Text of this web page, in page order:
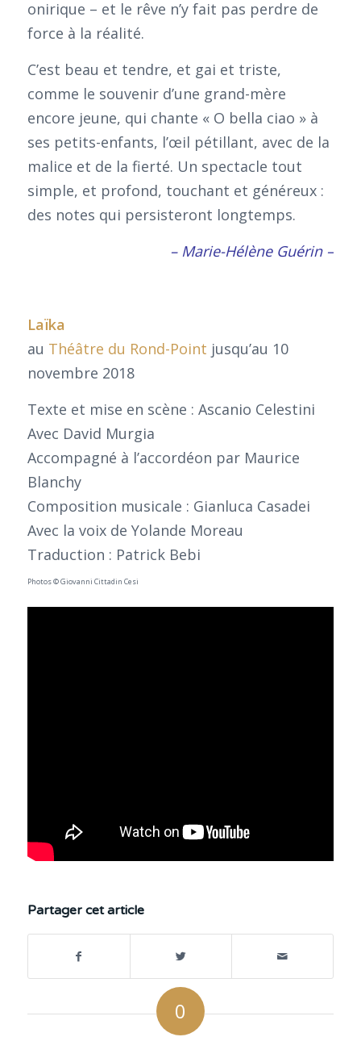
onirique – et le rêve n’y fait pas perdre de
force à la réalité.
C’est beau et tendre, et gai et triste,
comme le souvenir d’une grand-mère
encore jeune, qui chante « O bella ciao » à
ses petits-enfants, l’œil pétillant, avec de la
malice et de la fierté. Un spectacle tout
simple, et profond, touchant et généreux :
des notes qui persisteront longtemps.
– Marie-Hélène Guérin –
Laïka
au Théâtre du Rond-Point jusqu’au 10
novembre 2018
Texte et mise en scène : Ascanio Celestini
Avec David Murgia
Accompagné à l’accordéon par Maurice
Blanchy
Composition musicale : Gianluca Casadei
Avec la voix de Yolande Moreau
Traduction : Patrick Bebi
Photos © Giovanni Cittadin Cesi
Partager cet article
0